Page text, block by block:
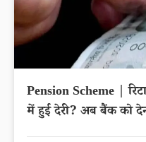
Pension Scheme |
में हुई देरी? अब बैंक को